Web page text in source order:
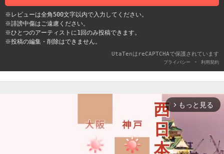
※レビューは全角500文字以内で入力してください。
※誹謗中傷はご遠慮ください。
※ひとつのアーティストに1回のみ投稿できます。
※投稿の編集・削除はできません。
UtaTenはreCAPTCHAで保護されています
プライバシー - 利用契約
arrow_forward_ios もっと見る